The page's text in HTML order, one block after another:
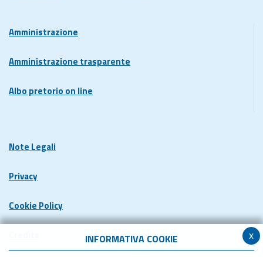
x
INFORMATIVA COOKIE
Amministrazione
Amministrazione trasparente
Albo pretorio on line
Note Legali
Privacy
Cookie Policy